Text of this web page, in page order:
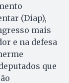
(Diap),
mais
e na defesa
que